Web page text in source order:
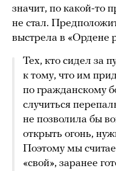
значит, по какой-то
не стал.
выстрела в «Ордене
Тех, кто сидел за
к тому, что им
по гражданскому
случиться
не позволила бы
открыть огонь,
Поэтому мы
«свой», заранее